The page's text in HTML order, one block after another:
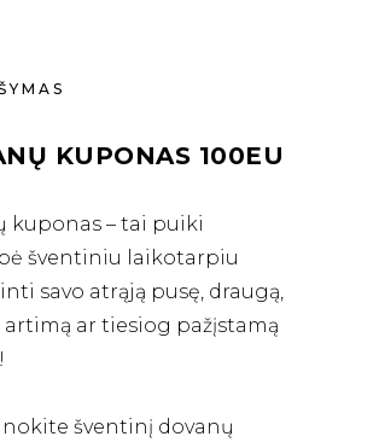
KUPONAS 100EU
kuponas – tai puiki
šventiniu laikotarpiu
savo atrąją pusę, draugą,
artimą ar tiesiog pažįstamą
šventinį dovanų